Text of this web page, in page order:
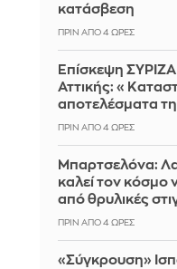
κατάσβεση
ΠΡΙΝ ΑΠΌ 4 ΏΡΕΣ
Επίσκεψη
Αττικής:
αποτελέσματα
ΠΡΙΝ ΑΠΌ 4 ΏΡΕΣ
Μπαρτσελόνα:
καλεί τον κόσμο
από θρυλικές
ΠΡΙΝ ΑΠΌ 4 ΏΡΕΣ
«Σύγκρουση»